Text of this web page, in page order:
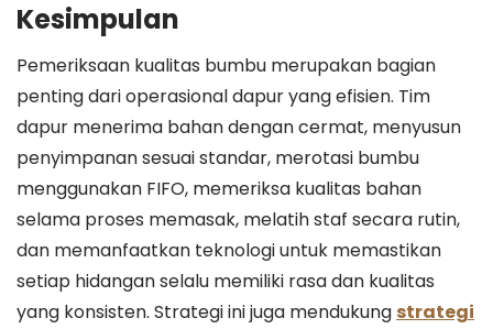
Kesimpulan
Pemeriksaan kualitas bumbu merupakan bagian
penting dari operasional dapur yang efisien. Tim
dapur menerima bahan dengan cermat, menyusun
penyimpanan sesuai standar, merotasi bumbu
menggunakan FIFO, memeriksa kualitas bahan
selama proses memasak, melatih staf secara rutin,
dan memanfaatkan teknologi untuk memastikan
setiap hidangan selalu memiliki rasa dan kualitas
yang konsisten. Strategi ini juga mendukung strategi